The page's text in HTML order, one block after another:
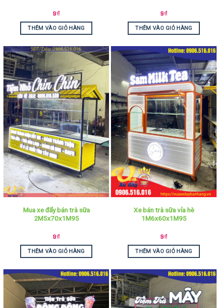
9₫
THÊM VÀO GIỎ HÀNG
9₫
THÊM VÀO GIỎ HÀNG
Mua xe đẩy bán trà sữa
2M5x70x1M95
9₫
THÊM VÀO GIỎ HÀNG
Xe bán trà sữa vỉa hè
1M6x60x1M95
9₫
THÊM VÀO GIỎ HÀNG